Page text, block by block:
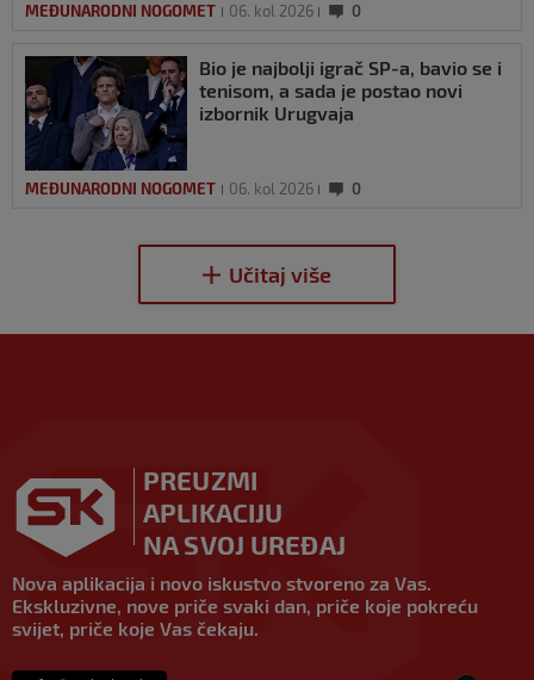
MEĐUNARODNI NOGOMET 06. kol 2026 0
Bio je najbolji igrač SP-a, bavio se i
tenisom, a sada je postao novi
izbornik Urugvaja
MEĐUNARODNI NOGOMET 06. kol 2026 0
PREUZMI
APLIKACIJU
NA SVOJ UREĐAJ
Nova aplikacija i novo iskustvo stvoreno za Vas.
Ekskluzivne, nove priče svaki dan, priče koje pokreću
svijet, priče koje Vas čekaju.